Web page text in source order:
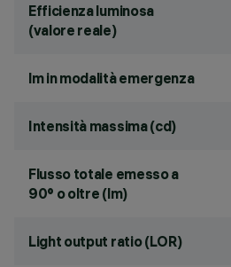
Efficienza luminosa
(valore reale)
lm in modalità emergenza
Intensità massima (cd)
Flusso totale emesso a
90° o oltre (lm)
Light output ratio (LOR)